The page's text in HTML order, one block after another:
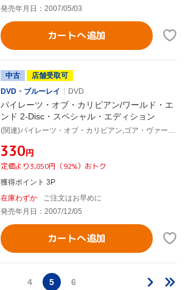
発売年月日：2007/05/03
カートへ追加
中古
店舗受取可
DVD・ブルーレイ
DVD
パイレーツ・オブ・カリビアン/ワールド・エ
ンド 2-Disc・スペシャル・エディション
¥330円
定価より3,850円（92%）おトク
獲得ポイント 3P
在庫わずか
ご注文はお早めに
発売年月日：2007/12/05
カートへ追加
4 5 6